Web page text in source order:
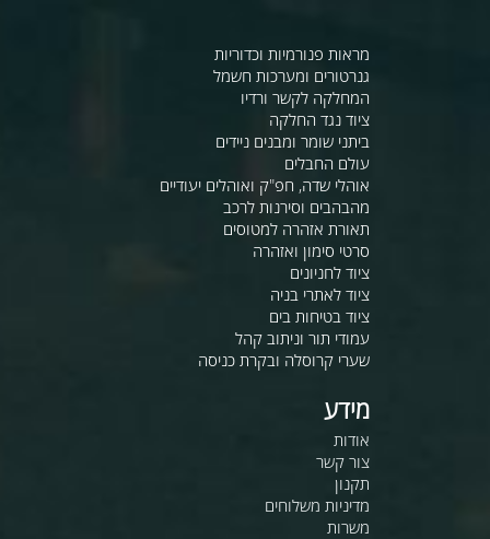
מראות פנורמיות וכדוריות
גנרטורים ומערכות חשמל
המחלקה לקשר ורדיו
ציוד נגד החלקה
ביתני שומר ומבנים ניידים
עולם החבלים
אוהלי שדה, חפ"ק ואוהלים יעודיים
מהבהבים וסירנות לרכב
תאורת אזהרה למטוסים
סרטי סימון ואזהרה
ציוד לחניונים
ציוד לאתרי בניה
ציוד בטיחות בים
עמודי תור וניתוב קהל
שערי קרוסלה ובקרת כניסה
מידע
אודות
צור קשר
תקנון
מדיניות משלוחים
משרות